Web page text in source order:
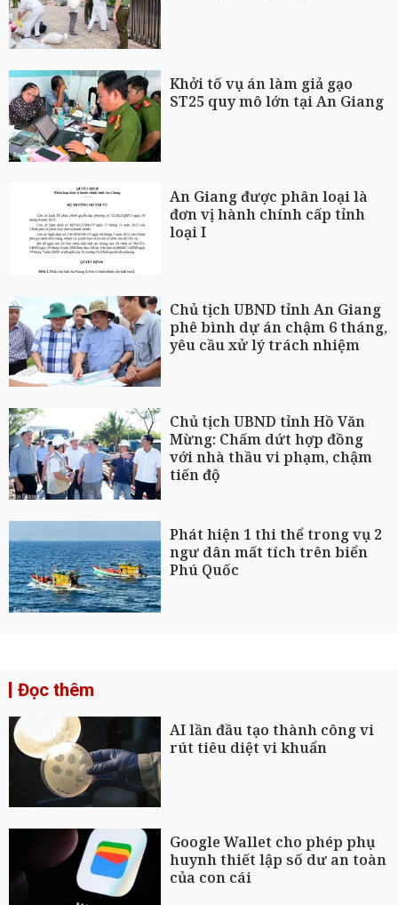
Khởi tố vụ án làm giả gạo
ST25 quy mô lớn tại An Giang
An Giang được phân loại là
đơn vị hành chính cấp tỉnh
loại I
Chủ tịch UBND tỉnh An Giang
phê bình dự án chậm 6 tháng,
yêu cầu xử lý trách nhiệm
Chủ tịch UBND tỉnh Hồ Văn
Mừng: Chấm dứt hợp đồng
với nhà thầu vi phạm, chậm
tiến độ
Phát hiện 1 thi thể trong vụ 2
ngư dân mất tích trên biển
Phú Quốc
Đọc thêm
AI lần đầu tạo thành công vi
rút tiêu diệt vi khuẩn
Google Wallet cho phép phụ
huynh thiết lập số dư an toàn
của con cái